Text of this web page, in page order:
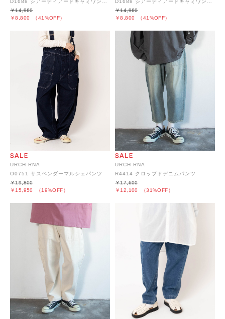
￥8,800 （41%OFF）
￥14,960
￥8,800 （41%OFF）
￥14,960
URCH RNA
O0751 サスペンダーマルシェパンツ
￥15,950 （19%OFF）
￥19,800
URCH RNA
R4414 クロップドデニムパンツ
￥12,100 （31%OFF）
￥17,600